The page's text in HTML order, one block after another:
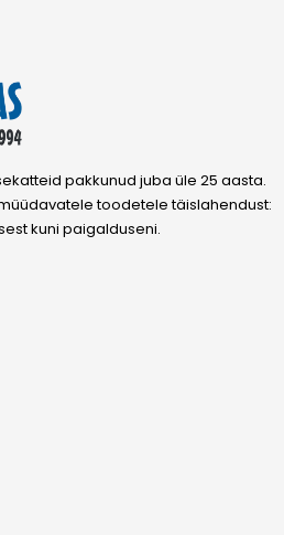
pakkunud juba üle 25 aasta.
toodetele täislahendust:
kuni paigalduseni.